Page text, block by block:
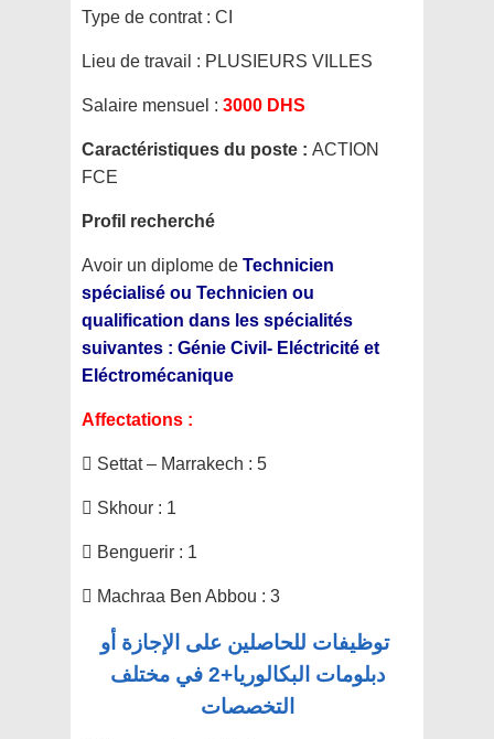
Type de contrat : CI
Lieu de travail : PLUSIEURS VILLES
Salaire mensuel : 3000 DHS
Caractéristiques du poste : ACTION
FCE
Profil recherché
Avoir un diplome de Technicien
spécialisé ou Technicien ou
qualification dans les spécialités
suivantes : Génie Civil- Eléctricité et
Eléctromécanique
Affectations :
 Settat – Marrakech : 5
 Skhour : 1
 Benguerir : 1
 Machraa Ben Abbou : 3
توظيفات للحاصلين على الإجازة أو
دبلومات البكالوريا+2 في مختلف
التخصصات